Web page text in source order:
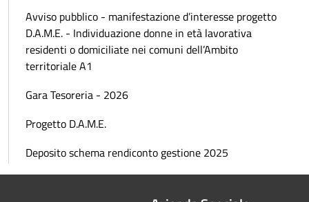
Avviso pubblico - manifestazione d’interesse progetto
D.A.M.E. - Individuazione donne in età lavorativa
residenti o domiciliate nei comuni dell’Ambito
territoriale A1
Gara Tesoreria - 2026
Progetto D.A.M.E.
Deposito schema rendiconto gestione 2025